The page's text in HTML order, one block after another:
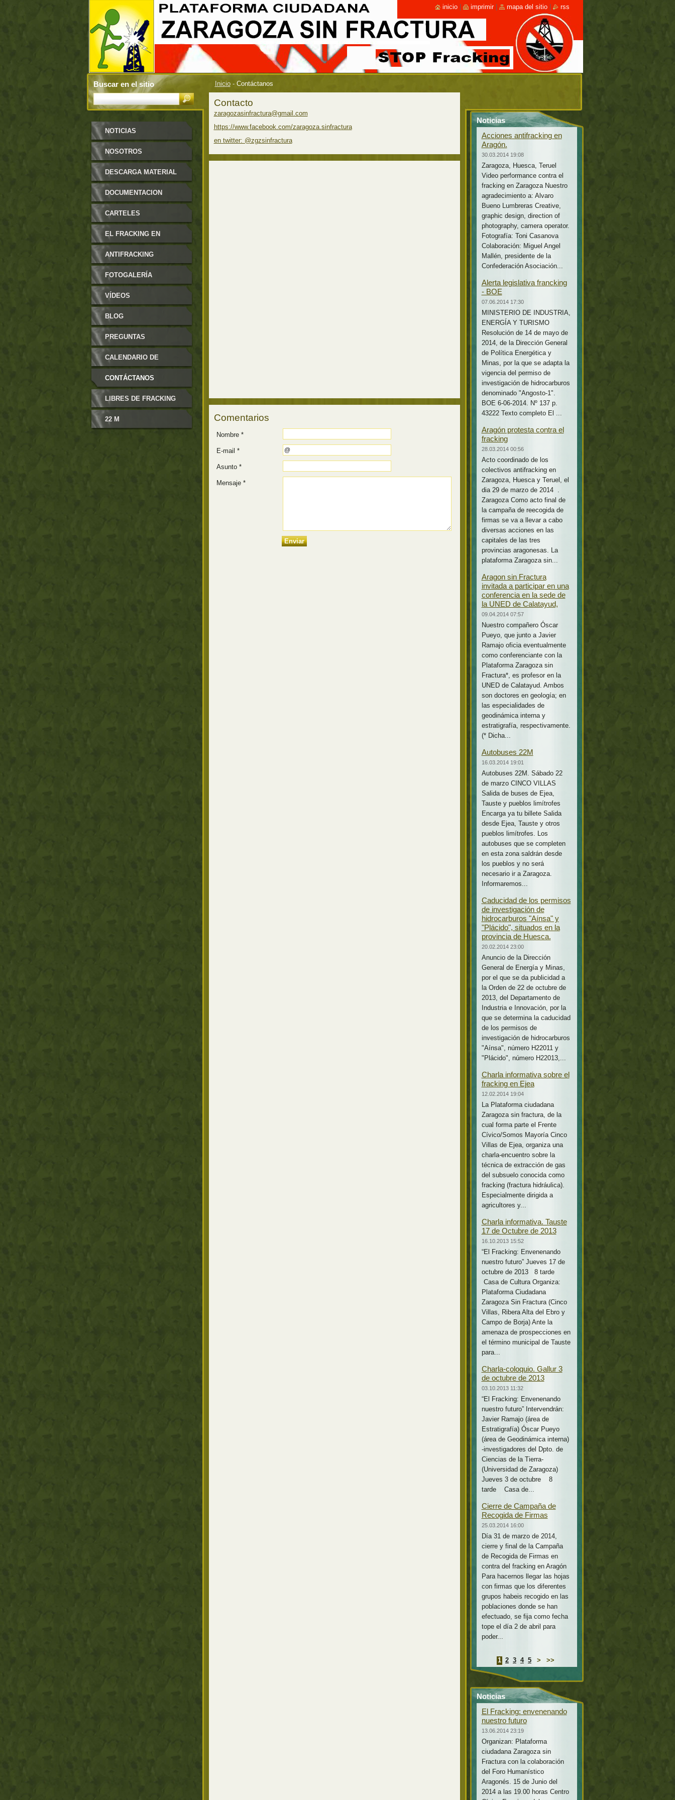
Inicio - Contáctanos
Contacto
zaragozasinfractura@gmail.com
https://www.facebook.com/zaragoza.sinfractura
en twitter: @zgzsinfractura
Comentarios
Nombre *
E-mail *
Asunto *
Mensaje *
NOTICIAS
NOSOTROS
DESCARGA MATERIAL
DOCUMENTACION
CARTELES
MODIFICABLES
EL FRACKING EN
ARAGÓN
ANTIFRACKING
FOTOGALERÍA
VÍDEOS
BLOG
PREGUNTAS
FRECUENTES
CALENDARIO DE
EVENTOS
CONTÁCTANOS
LIBRES DE FRACKING
22 M
Noticias
Acciones antifracking en
Aragón.
30.03.2014 19:08
Zaragoza, Huesca, Teruel
Video performance contra el
fracking en Zaragoza Nuestro
agradecimiento a: Alvaro
Bueno Lumbreras Creative,
graphic design, direction of
photography, camera operator.
Fotografía: Toni Casanova
Colaboración: Miguel Angel
Mallén, presidente de la
Confederación Asociación...
Alerta legislativa francking
- BOE
07.06.2014 17:30
MINISTERIO DE INDUSTRIA,
ENERGÍA Y TURISMO
Resolución de 14 de mayo de
2014, de la Dirección General
de Política Energética y
Minas, por la que se adapta la
vigencia del permiso de
investigación de hidrocarburos
denominado "Angosto-1".
BOE 6-06-2014. Nº 137 p.
43222 Texto completo El ...
Aragón protesta contra el
fracking
28.03.2014 00:56
Acto coordinado de los
colectivos antifracking en
Zaragoza, Huesca y Teruel, el
dia 29 de marzo de 2014 .
Zaragoza Como acto final de
la campaña de reecogida de
firmas se va a llevar a cabo
diversas acciones en las
capitales de las tres
provincias aragonesas. La
plataforma Zaragoza sin...
Aragon sin Fractura
invitada a participar en una
conferencia en la sede de
la UNED de Calatayud,
09.04.2014 07:57
Nuestro compañero Óscar
Pueyo, que junto a Javier
Ramajo oficia eventualmente
como conferenciante con la
Plataforma Zaragoza sin
Fractura*, es profesor en la
UNED de Calatayud. Ambos
son doctores en geología; en
las especialidades de
geodinámica interna y
estratigrafía, respectivamente.
(* Dicha...
Autobuses 22M
16.03.2014 19:01
Autobuses 22M. Sábado 22
de marzo CINCO VILLAS
Salida de buses de Ejea,
Tauste y pueblos limítrofes
Encarga ya tu billete Salida
desde Ejea, Tauste y otros
pueblos limítrofes. Los
autobuses que se completen
en esta zona saldrán desde
los pueblos y no será
necesario ir a Zaragoza.
Informaremos...
Caducidad de los permisos
de investigación de
hidrocarburos "Aínsa" y
"Plácido", situados en la
provincia de Huesca.
20.02.2014 23:00
Anuncio de la Dirección
General de Energía y Minas,
por el que se da publicidad a
la Orden de 22 de octubre de
2013, del Departamento de
Industria e Innovación, por la
que se determina la caducidad
de los permisos de
investigación de hidrocarburos
"Aínsa", número H22011 y
"Plácido", número H22013,...
Charla informativa sobre el
fracking en Ejea
12.02.2014 19:04
La Plataforma ciudadana
Zaragoza sin fractura, de la
cual forma parte el Frente
Cívico/Somos Mayoría Cinco
Villas de Ejea, organiza una
charla-encuentro sobre la
técnica de extracción de gas
del subsuelo conocida como
fracking (fractura hidráulica).
Especialmente dirigida a
agricultores y...
Charla informativa. Tauste
17 de Octubre de 2013
16.10.2013 15:52
“El Fracking: Envenenando
nuestro futuro” Jueves 17 de
octubre de 2013 8 tarde
Casa de Cultura Organiza:
Plataforma Ciudadana
Zaragoza Sin Fractura (Cinco
Villas, Ribera Alta del Ebro y
Campo de Borja) Ante la
amenaza de prospecciones en
el término municipal de Tauste
para...
Charla-coloquio. Gallur 3
de octubre de 2013
03.10.2013 11:32
“El Fracking: Envenenando
nuestro futuro” Intervendrán:
Javier Ramajo (área de
Estratigrafía) Óscar Pueyo
(área de Geodinámica interna)
-investigadores del Dpto. de
Ciencias de la Tierra-
(Universidad de Zaragoza)
Jueves 3 de octubre 8
tarde Casa de...
Cierre de Campaña de
Recogida de Firmas
25.03.2014 16:00
Día 31 de marzo de 2014,
cierre y final de la Campaña
de Recogida de Firmas en
contra del fracking en Aragón
Para hacernos llegar las hojas
con firmas que los diferentes
grupos habeis recogido en las
poblaciones donde se han
efectuado, se fija como fecha
tope el día 2 de abril para
poder...
1 2 3 4 5 > >>
Noticias
El Fracking: envenenando
nuestro futuro
13.06.2014 23:19
Organizan: Plataforma
ciudadana Zaragoza sin
Fractura con la colaboración
del Foro Humanístico
Aragonés. 15 de Junio del
2014 a las 19.00 horas Centro
Buscar en el sitio
inicio imprimir mapa del sitio rss